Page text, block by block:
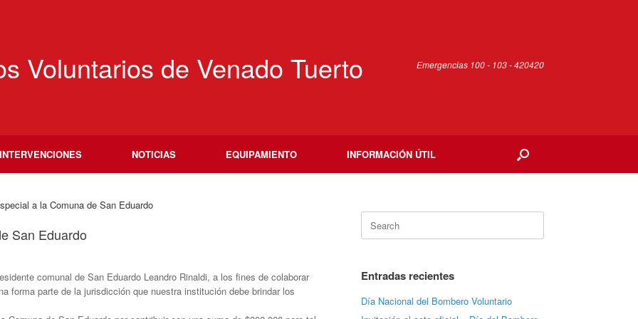
Voluntarios de Venado Tuerto Emergencias 100 - 103 - 420420
INTERVENCIONES NOTICIAS EQUIPAMIENTO INFORMACIÓN ÚTIL
a la Comuna de San Eduardo
San Eduardo
comunal de San Eduardo Leandro Rinaldi, a los fines de colaborar
forma parte de la jurisdicción que nuestra institución debe brindar los
Search
for:
Entradas recientes
Día Nacional del Bombero Voluntario